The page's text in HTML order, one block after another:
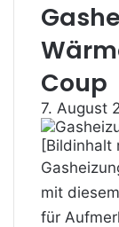
Coup
7. August
mit
für